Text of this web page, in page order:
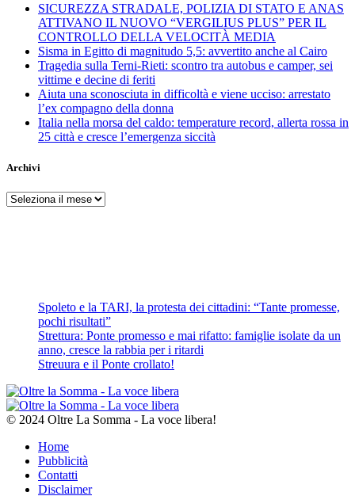
SICUREZZA STRADALE, POLIZIA DI STATO E ANAS
ATTIVANO IL NUOVO “VERGILIUS PLUS” PER IL
CONTROLLO DELLA VELOCITÀ MEDIA
Sisma in Egitto di magnitudo 5,5: avvertito anche al Cairo
Tragedia sulla Terni-Rieti: scontro tra autobus e camper, sei
vittime e decine di feriti
Aiuta una sconosciuta in difficoltà e viene ucciso: arrestato
l’ex compagno della donna
Italia nella morsa del caldo: temperature record, allerta rossa in
25 città e cresce l’emergenza siccità
Archivi
Archivi
Spoleto e la TARI, la protesta dei cittadini: “Tante promesse,
pochi risultati”
Strettura: Ponte promesso e mai rifatto: famiglie isolate da un
anno, cresce la rabbia per i ritardi
Streuura e il Ponte crollato!
© 2024 Oltre La Somma - La voce libera!
Home
Pubblicità
Contatti
Disclaimer